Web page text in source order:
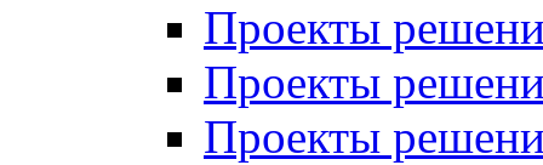
Проекты
Проекты
Проекты